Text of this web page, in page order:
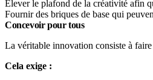
Élever le plafond de la créativité afin
Fournir des briques de base qui
Concevoir pour tous
La véritable innovation consiste à
Cela exige :